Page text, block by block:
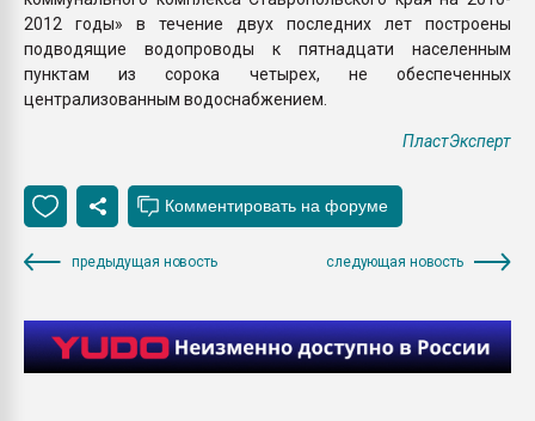
2012 годы» в течение двух последних лет построены
подводящие водопроводы к пятнадцати населенным
пунктам из сорока четырех, не обеспеченных
централизованным водоснабжением.
ПластЭксперт
предыдущая новость следующая новость